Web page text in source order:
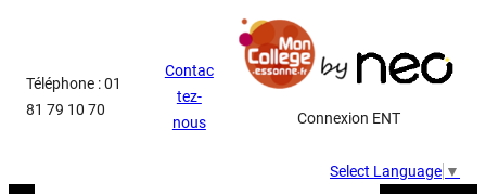
contenu
Téléphone : 01
81 79 10 70
Contac
tez-
nous
Connexion ENT
Select Language ▼